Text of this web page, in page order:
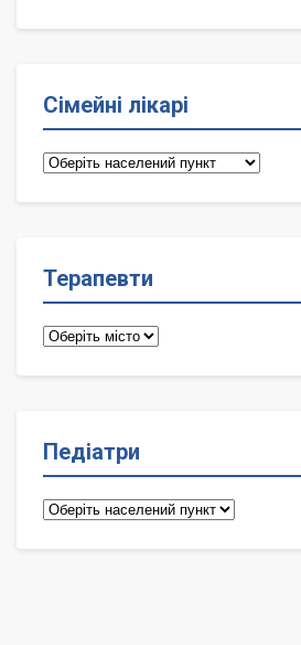
Сімейні лікарі
Сімейні
Терапевти
Терапевти
Педіатри
Педіатри